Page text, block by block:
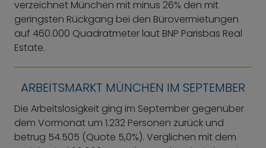
verzeichnet München mit minus 26% den mit
geringsten Rückgang bei den Bürovermietungen
auf 460.000 Quadratmeter laut BNP Parisbas Real
Estate.
ARBEITSMARKT MÜNCHEN IM SEPTEMBER
Die Arbeitslosigkeit ging im September gegenüber
dem Vormonat um 1.232 Personen zurück und
betrug 54.505 (Quote 5,0%). Verglichen mit dem